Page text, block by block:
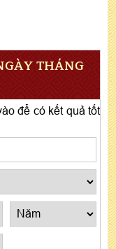
THÁNG
để có kết quả tốt